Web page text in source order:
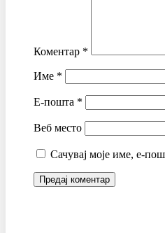
Коментар *
Име *
Е-пошта *
Веб место
Сачувај моје име, е-